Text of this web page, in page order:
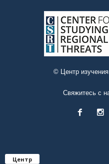
© Центр
Свяжитесь с
Центр